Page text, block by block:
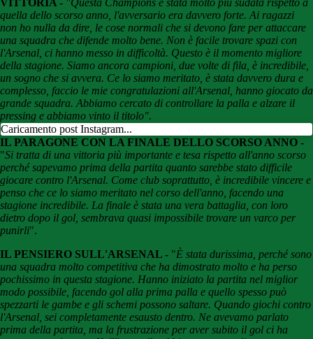
VITTORIA - "Questa Champions è stata molto più sudata rispetto a
quella dello scorso anno, l'avversario era davvero forte. Ai ragazzi
non ho nulla da dire, le cose normali che si devono fare per attaccare
una squadra che difende molto bene. Non è facile trovare spazi con
l'Arsenal, ci hanno messo in difficoltà. Questo è il momento migliore
della stagione. Siamo ancora campioni, due volte di fila, è incredibile,
un sogno che si avvera. Ce lo siamo meritato, è stata davvero dura e
complesso, faccio le mie congratulazioni all'Arsenal, hanno giocato da
grande squadra. Abbiamo cercato di controllare la palla e alzare il
pressing e abbiamo vinto il titolo".
Caricamento post Instagram...
IL PARAGONE CON LA FINALE DELLO SCORSO ANNO -
"Si tratta di una vittoria più importante e tesa rispetto all'anno scorso
perché sapevamo prima della partita quanto sarebbe stato difficile
giocare contro l'Arsenal. Come club soprattutto, è incredibile vincere e
penso che ce lo siamo meritato nel corso dell'anno, facendo una
stagione incredibile. La finale è stata una vera battaglia, con loro
dietro dopo il gol, sembrava quasi impossibile trovare un varco per
punirli".
IL PENSIERO SULL'ARSENAL - "È stata durissima, perché sono
una squadra molto competitiva che ha dimostrato molto e ha perso
pochissimo in questa stagione. Hanno iniziato la partita nel miglior
modo possibile, facendo gol alla prima palla e quello spesso può
spezzarti le gambe e gli schemi possono saltare. Quando giochi contro
l'Arsenal, sei completamente esausto dentro. Ne avevamo parlato
prima della partita, ma la frustrazione per aver subito il gol ci ha